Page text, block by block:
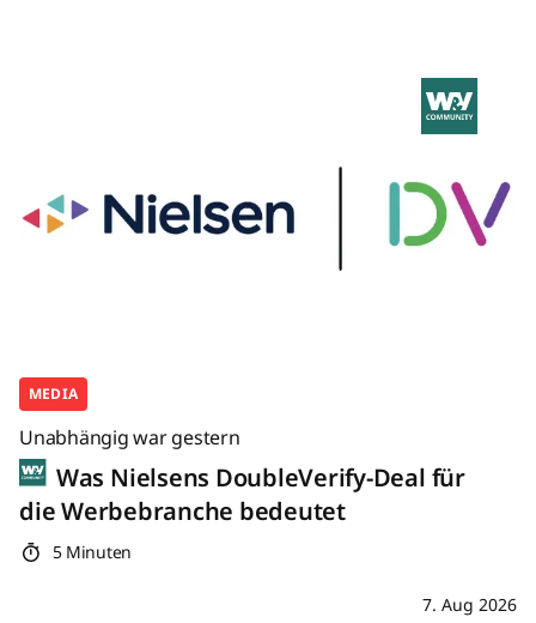
MEDIA
Unabhängig war gestern
Was Nielsens DoubleVerify-Deal für
die Werbebranche bedeutet
5 Minuten
7. Aug 2026